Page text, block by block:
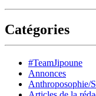
Catégories
#TeamJipoune
Annonces
Anthroposophie/